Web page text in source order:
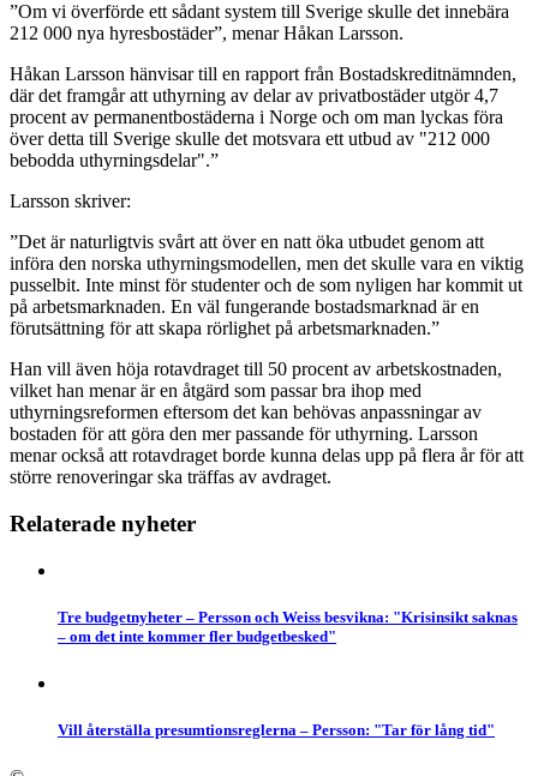
”Om vi överförde ett sådant system till Sverige skulle det innebära
212 000 nya hyresbostäder”, menar Håkan Larsson.
Håkan Larsson hänvisar till en rapport från Bostadskreditnämnden,
där det framgår att uthyrning av delar av privatbostäder utgör 4,7
procent av permanentbostäderna i Norge och om man lyckas föra
över detta till Sverige skulle det motsvara ett utbud av "212 000
bebodda uthyrningsdelar".”
Larsson skriver:
”Det är naturligtvis svårt att över en natt öka utbudet genom att
införa den norska uthyrningsmodellen, men det skulle vara en viktig
pusselbit. Inte minst för studenter och de som nyligen har kommit ut
på arbetsmarknaden. En väl fungerande bostadsmarknad är en
förutsättning för att skapa rörlighet på arbetsmarknaden.”
Han vill även höja rotavdraget till 50 procent av arbetskostnaden,
vilket han menar är en åtgärd som passar bra ihop med
uthyrningsreformen eftersom det kan behövas anpassningar av
bostaden för att göra den mer passande för uthyrning. Larsson
menar också att rotavdraget borde kunna delas upp på flera år för att
större renoveringar ska träffas av avdraget.
Relaterade nyheter
Tre budgetnyheter – Persson och Weiss besvikna: "Krisinsikt saknas
– om det inte kommer fler budgetbesked"
Vill återställa presumtionsreglerna – Persson: "Tar för lång tid"